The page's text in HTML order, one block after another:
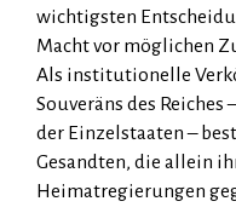
wichtigsten
Macht vor möglichen
Als institutionelle
Souveräns des
der Einzelstaaten –
Gesandten, die allein
Heimatregierungen